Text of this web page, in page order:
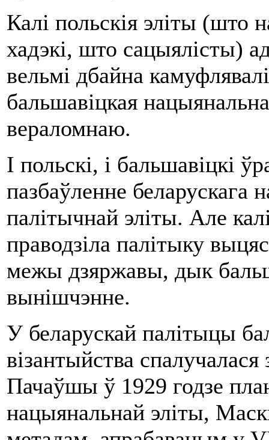
Калі польскія эліты
хадэкі, што сацыялісты)
вельмі дбайна
бальшавіцкая
вераломнаю.
І польскі, і бальшавіцкі
пазбаўленне беларускага
палітычнай эліты. Але
праводзіла палітыку
межы дзяржавы, дык
вынішчэнне.
У беларускай палітыцы
візантыйства
Пачаўшы ў 1929 годзе
нацыянальнай эліты,